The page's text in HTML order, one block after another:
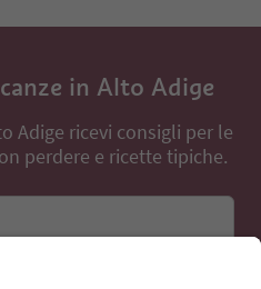
in Alto Adige
Adige ricevi consigli per le
perdere e ricette tipiche.